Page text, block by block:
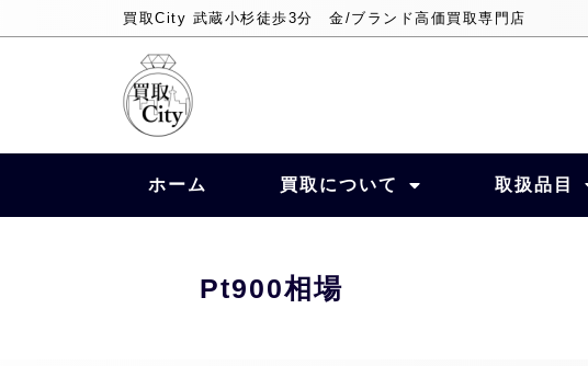
買取City 武蔵小杉徒歩3分 金/ブランド高価買取専門店
ホーム 買取について 取扱品目
Pt900相場